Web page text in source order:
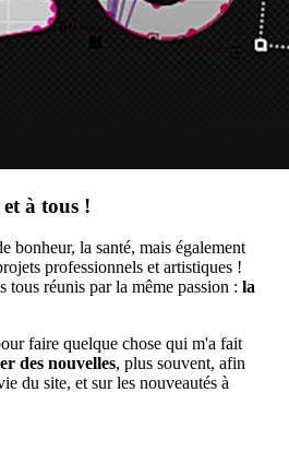
à tous !
bonheur, la santé, mais également
professionnels et artistiques !
tous réunis par la même passion : la
faire quelque chose qui m'a fait
des nouvelles, plus souvent, afin
du site, et sur les nouveautés à